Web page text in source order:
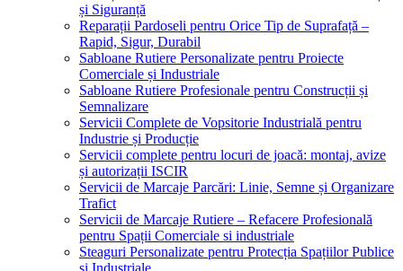
și Siguranță
Reparații Pardoseli pentru Orice Tip de Suprafață –
Rapid, Sigur, Durabil
Sabloane Rutiere Personalizate pentru Proiecte
Comerciale și Industriale
Sabloane Rutiere Profesionale pentru Construcții și
Semnalizare
Servicii Complete de Vopsitorie Industrială pentru
Industrie și Producție
Servicii complete pentru locuri de joacă: montaj, avize
și autorizații ISCIR
Servicii de Marcaje Parcări: Linie, Semne și Organizare
Trafict
Servicii de Marcaje Rutiere – Refacere Profesională
pentru Spații Comerciale si industriale
Steaguri Personalizate pentru Protecția Spațiilor Publice
și Industriale